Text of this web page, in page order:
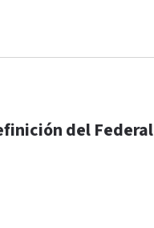
del Federal